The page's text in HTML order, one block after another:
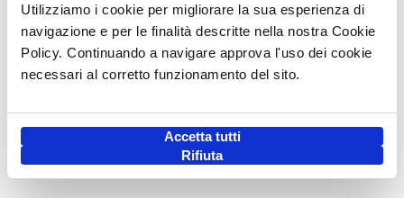
Utilizziamo i cookie per migliorare la sua esperienza di
navigazione e per le finalità descritte nella nostra Cookie
Policy. Continuando a navigare approva l'uso dei cookie
necessari al corretto funzionamento del sito.
Accetta tutti
Rifiuta